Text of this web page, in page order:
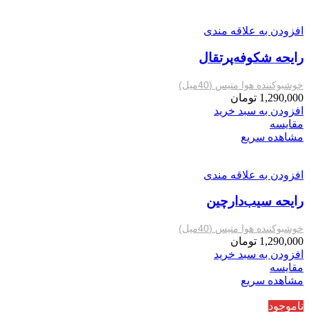
افزودن به علاقه مندی
رایحه شکوفه‌پرتقال
خوشبوکننده هوا متیس (40میل)
1,290,000 تومان
افزودن به سبد خرید
مقایسه
مشاهده سریع
افزودن به علاقه مندی
رایحه سیب‌‌دارچین
خوشبوکننده هوا متیس (40میل)
1,290,000 تومان
افزودن به سبد خرید
مقایسه
مشاهده سریع
ناموجود